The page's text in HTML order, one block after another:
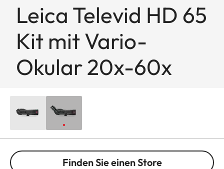
Leica Televid HD 65
Kit mit Vario-
Okular 20x-60x
Finden Sie einen Store